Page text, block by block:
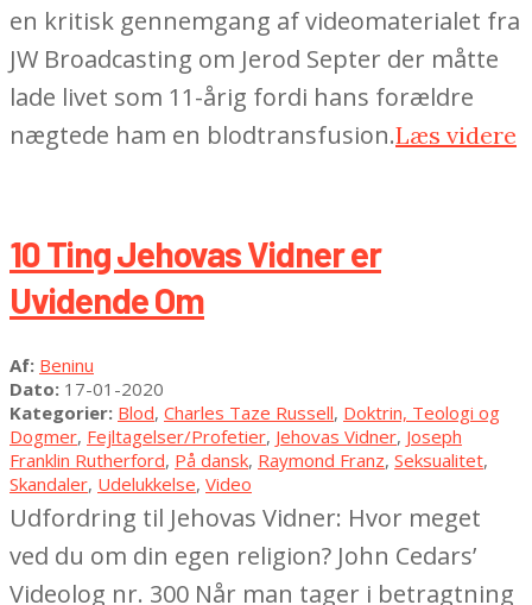
en kritisk gennemgang af videomaterialet fra
JW Broadcasting om Jerod Septer der måtte
lade livet som 11-årig fordi hans forældre
nægtede ham en blodtransfusion.Læs videre
10 Ting Jehovas Vidner er
Uvidende Om
2020-
01-
17
Af: Beninu
Dato: 17-01-2020
Kategorier: Blod, Charles Taze Russell, Doktrin, Teologi og
Dogmer, Fejltagelser/Profetier, Jehovas Vidner, Joseph
Franklin Rutherford, På dansk, Raymond Franz, Seksualitet,
Skandaler, Udelukkelse, Video
Udfordring til Jehovas Vidner: Hvor meget
ved du om din egen religion? John Cedars’
Videolog nr. 300 Når man tager i betragtning